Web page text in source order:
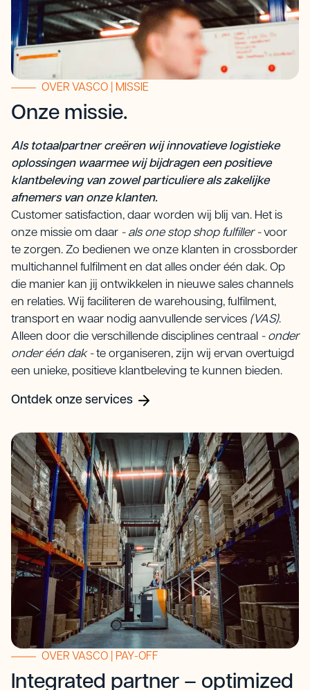
OVER VASCO | MISSIE
Onze missie.
Als totaalpartner creëren wij innovatieve logistieke
oplossingen waarmee wij bijdragen een positieve
klantbeleving van zowel particuliere als zakelijke
afnemers van onze klanten.
Customer satisfaction, daar worden wij blij van. Het is
onze missie om daar - als one stop shop fulfiller -voor
te zorgen. Zo bedienen we onze klanten in crossborder
multichannel fulfilment en dat alles onder één dak. Op
die manier kan jij ontwikkelen in nieuwe sales channels
en relaties. Wij faciliteren de warehousing, fulfilment,
transport en waar nodig aanvullende services (VAS).
Alleen door die verschillende disciplines centraal - onder
onder één dak -te organiseren, zijn wij ervan overtuigd
een unieke, positieve klantbeleving te kunnen bieden.
Ontdek onze services
OVER VASCO | PAY-OFF
Integrated partner – optimized